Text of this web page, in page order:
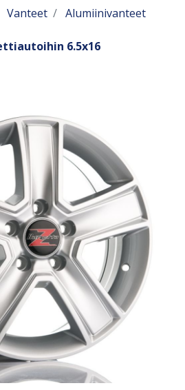
Vanteet
Alumiinivanteet
6.5x16